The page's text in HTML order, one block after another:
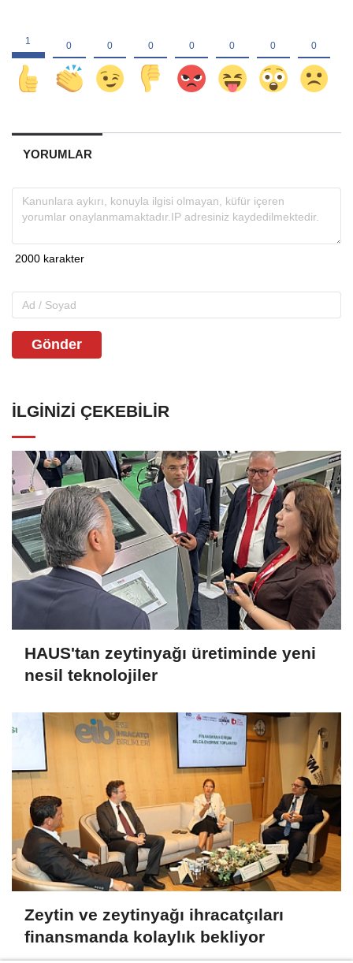
YORUMLAR
Gönder
İLGINIZI ÇEKEBILIR
HAUS'tan zeytinyağı üretiminde yeni
nesil teknolojiler
Zeytin ve zeytinyağı ihracatçıları
finansmanda kolaylık bekliyor